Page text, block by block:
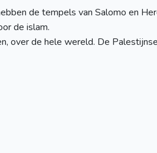
de tempels van Salomo en
de islam.
over de hele wereld. De